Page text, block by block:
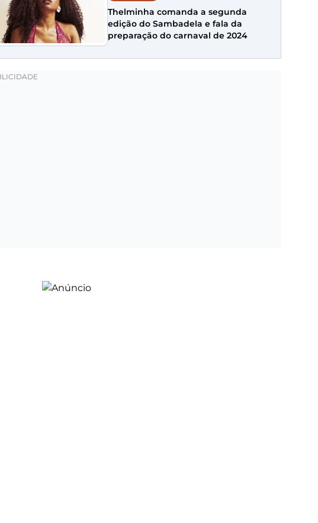
Thelminha comanda a segunda
edição do Sambadela e fala da
preparação do carnaval de 2024